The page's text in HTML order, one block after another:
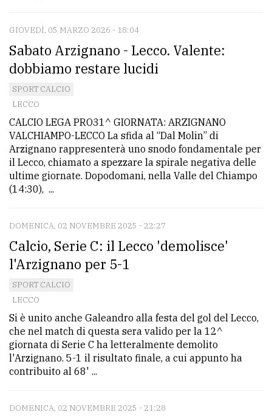
PRIVACY
Privacy
policy
Cookie
policy
GIOVEDÌ, 05 MARZO 2026 - 18:04
Sabato Arzignano - Lecco. Valente:
dobbiamo restare lucidi
SPORT CALCIO
LECCO
CALCIO LEGA PRO31^ GIORNATA: ARZIGNANO
VALCHIAMPO-LECCO La sfida al “Dal Molin” di
Arzignano rappresenterà uno snodo fondamentale per
il Lecco, chiamato a spezzare la spirale negativa delle
ultime giornate. Dopodomani, nella Valle del Chiampo
(14:30), ...
DOMENICA, 02 NOVEMBRE 2025 - 22:27
Calcio, Serie C: il Lecco 'demolisce'
l'Arzignano per 5-1
SPORT CALCIO
LECCO
Si è unito anche Galeandro alla festa del gol del Lecco,
che nel match di questa sera valido per la 12^
giornata di Serie C ha letteralmente demolito
l'Arzignano. 5-1 il risultato finale, a cui appunto ha
contribuito al 68' ...
DOMENICA, 02 NOVEMBRE 2025 - 21:28